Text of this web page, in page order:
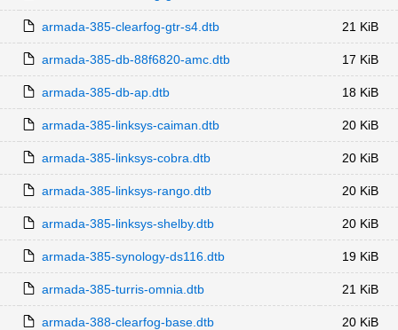
armada-385-clearfog-gtr-s4.dtb 21 KiB
armada-385-db-88f6820-amc.dtb 17 KiB
armada-385-db-ap.dtb 18 KiB
armada-385-linksys-caiman.dtb 20 KiB
armada-385-linksys-cobra.dtb 20 KiB
armada-385-linksys-rango.dtb 20 KiB
armada-385-linksys-shelby.dtb 20 KiB
armada-385-synology-ds116.dtb 19 KiB
armada-385-turris-omnia.dtb 21 KiB
armada-388-clearfog-base.dtb 20 KiB